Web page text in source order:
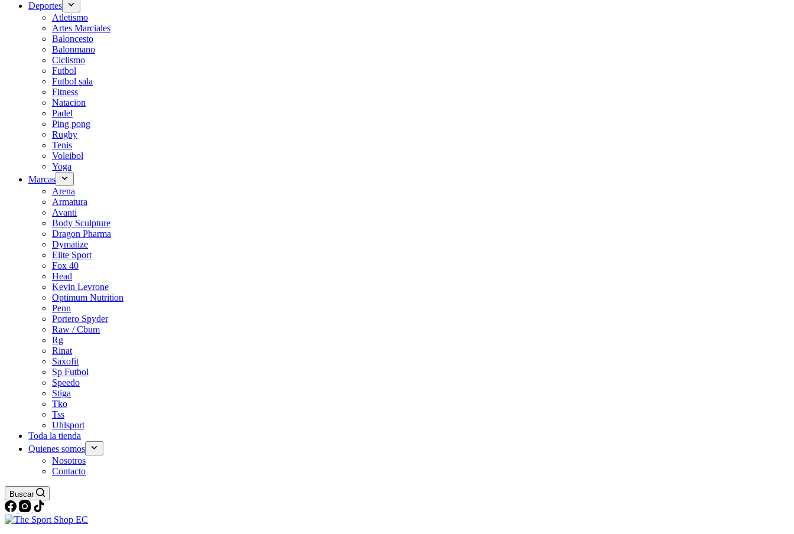
Deportes
Atletismo
Artes Marciales
Baloncesto
Balonmano
Ciclismo
Futbol
Futbol sala
Fitness
Natacion
Padel
Ping pong
Rugby
Tenis
Voleibol
Yoga
Marcas
Arena
Armatura
Avanti
Body Sculpture
Dragon Pharma
Dymatize
Elite Sport
Fox 40
Head
Kevin Levrone
Optimum Nutrition
Penn
Portero Spyder
Raw / Cbum
Rg
Rinat
Saxofit
Sp Futbol
Speedo
Stiga
Tko
Tss
Uhlsport
Toda la tienda
Quienes somos
Nosotros
Contacto
Buscar